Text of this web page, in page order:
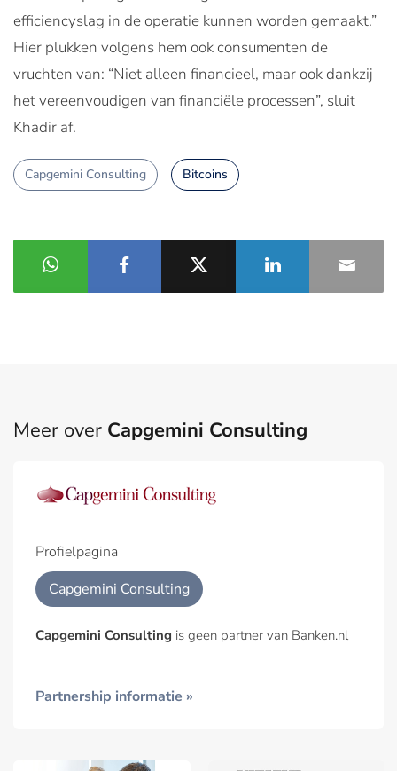
efficiencyslag in de operatie kunnen worden gemaakt.”
Hier plukken volgens hem ook consumenten de
vruchten van: “Niet alleen financieel, maar ook dankzij
het vereenvoudigen van financiële processen”, sluit
Khadir af.
Capgemini Consulting Bitcoins
Meer over Capgemini Consulting
Profielpagina
Capgemini Consulting
Capgemini Consulting is geen partner van Banken.nl
Partnership informatie »